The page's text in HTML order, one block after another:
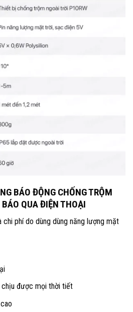
BÁO ĐỘNG CHỐNG TRỘM
BÁO QUA ĐIỆN THOẠI
phí do dùng dùng năng lượng mặt
chịu được mọi thời tiết